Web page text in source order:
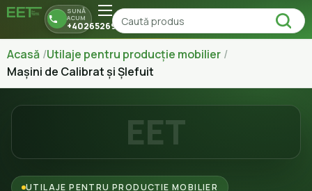
SUNĂ
ACUM
+40265269150
Acasă Utilaje pentru producție mobilier
Mașini de Calibrat și Șlefuit
UTILAJE PENTRU PRODUCȚIE MOBILIER
EET